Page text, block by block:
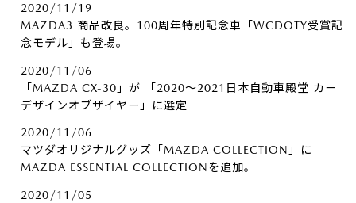
2020/11/19
MAZDA3 商品改良。100周年特別記念車「WCDOTY受賞記
念モデル」も登場。
2020/11/06
「MAZDA CX-30」が 「2020～2021日本自動車殿堂 カー
デザインオブザイヤー」に選定
2020/11/06
マツダオリジナルグッズ「MAZDA COLLECTION」に
MAZDA ESSENTIAL COLLECTIONを追加。
2020/11/05